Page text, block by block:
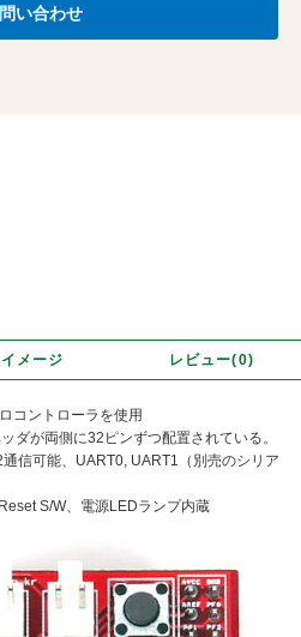
い合わせ
イメージ レビュー(0)
コントローラを使用
ダが両側に32ピンずつ配置されている。
信可能、UART0, UART1（別売のシリア
S/W、電源LEDランプ内蔵